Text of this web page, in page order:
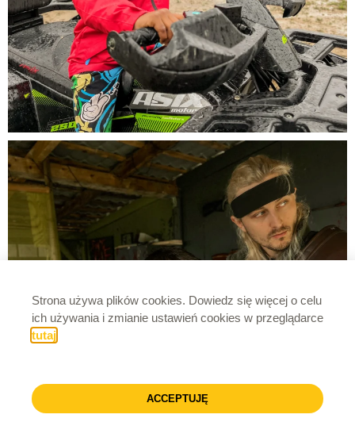
Strona używa plików cookies. Dowiedz się więcej o celu
ich używania i zmianie ustawień cookies w przeglądarce
tutaj
ACCEPTUJĘ